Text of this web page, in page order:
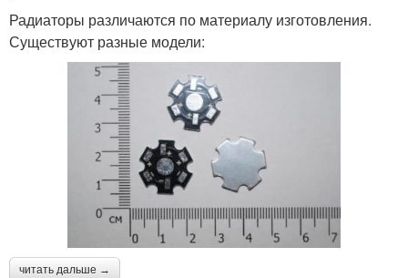
Радиаторы различаются по материалу изготовления.
Существуют разные модели:
читать дальше →